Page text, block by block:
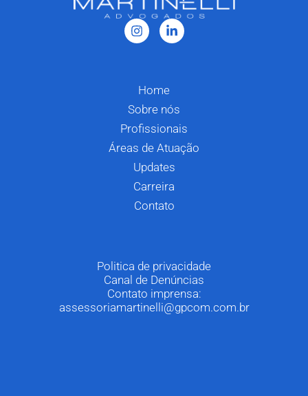
Home
Sobre nós
Profissionais
Áreas de Atuação
Updates
Carreira
Contato
Politica de privacidade
Canal de Denúncias
Contato imprensa:
assessoriamartinelli@gpcom.com.br